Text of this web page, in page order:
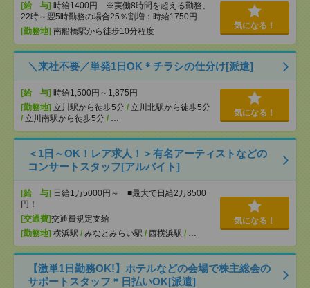
[給 与] 時給1400円 ※実働8時間を超える勤務、
22時～翌5時勤務の場合25％割増：時給1750円
[勤務地] 南船橋駅から徒歩10分程度
気になる！
＼来社不要／単発1日OK＊チラシの仕分け[派遣]
[給 与] 時給1,500円～1,875円
[勤務地] 立川駅から徒歩5分 / 立川北駅から徒歩5分
/ 立川南駅から徒歩5分 / …
気になる！
＜1日～OK！レア求人！＞有名アーティストなどの
コンサートスタッフ[アルバイト]
[給 与] 日給1万5000円～ ■最大で日給2万8500
円！
[交通費]交通費規定支給
[勤務地] 横浜駅 / みなとみらい駅 / 西横浜駅 / …
気になる！
【激単1日勤務OK!】ホテルなどの会場で株主総会の
サポートスタッフ＊日払いOK[派遣]